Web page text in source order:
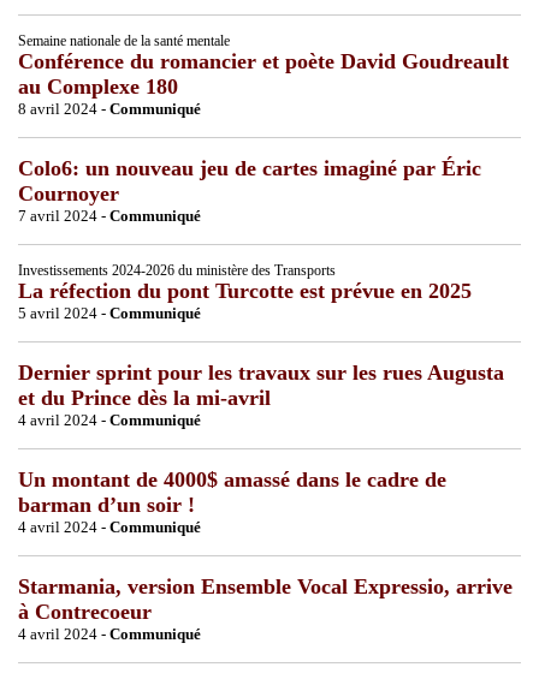
Semaine nationale de la santé mentale
Conférence du romancier et poète David Goudreault
au Complexe 180
8 avril 2024 - Communiqué
Colo6: un nouveau jeu de cartes imaginé par Éric
Cournoyer
7 avril 2024 - Communiqué
Investissements 2024-2026 du ministère des Transports
La réfection du pont Turcotte est prévue en 2025
5 avril 2024 - Communiqué
Dernier sprint pour les travaux sur les rues Augusta
et du Prince dès la mi-avril
4 avril 2024 - Communiqué
Un montant de 4000$ amassé dans le cadre de
barman d’un soir !
4 avril 2024 - Communiqué
Starmania, version Ensemble Vocal Expressio, arrive
à Contrecoeur
4 avril 2024 - Communiqué